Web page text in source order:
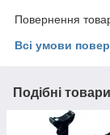
Повернення
Всі умови
Подібні